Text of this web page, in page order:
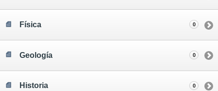
Física 0
Geología 0
Historia 0